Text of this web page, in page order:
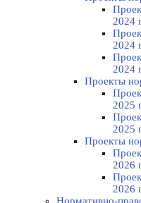
2024
2024
2024
Проекты
2025
2025
Проекты
2026
2026